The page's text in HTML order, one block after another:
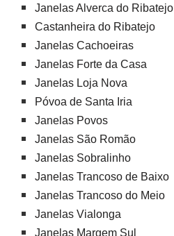
Janelas Alverca do Ribatejo
Castanheira do Ribatejo
Janelas Cachoeiras
Janelas Forte da Casa
Janelas Loja Nova
Póvoa de Santa Iria
Janelas Povos
Janelas São Romão
Janelas Sobralinho
Janelas Trancoso de Baixo
Janelas Trancoso do Meio
Janelas Vialonga
Janelas Margem Sul